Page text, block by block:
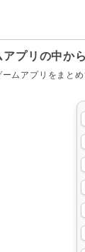
プリの中か
ムアプリをまと